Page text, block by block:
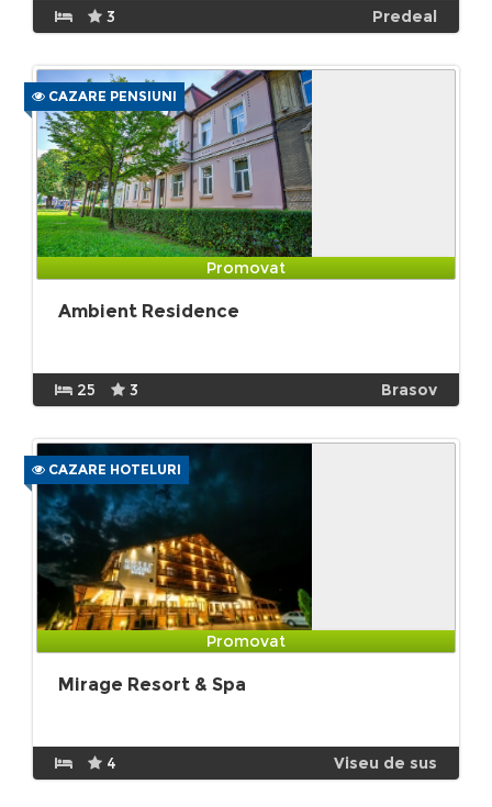
3 Predeal
CAZARE PENSIUNI
Promovat
Ambient Residence
25 3 Brasov
CAZARE HOTELURI
Promovat
Mirage Resort & Spa
4 Viseu de sus